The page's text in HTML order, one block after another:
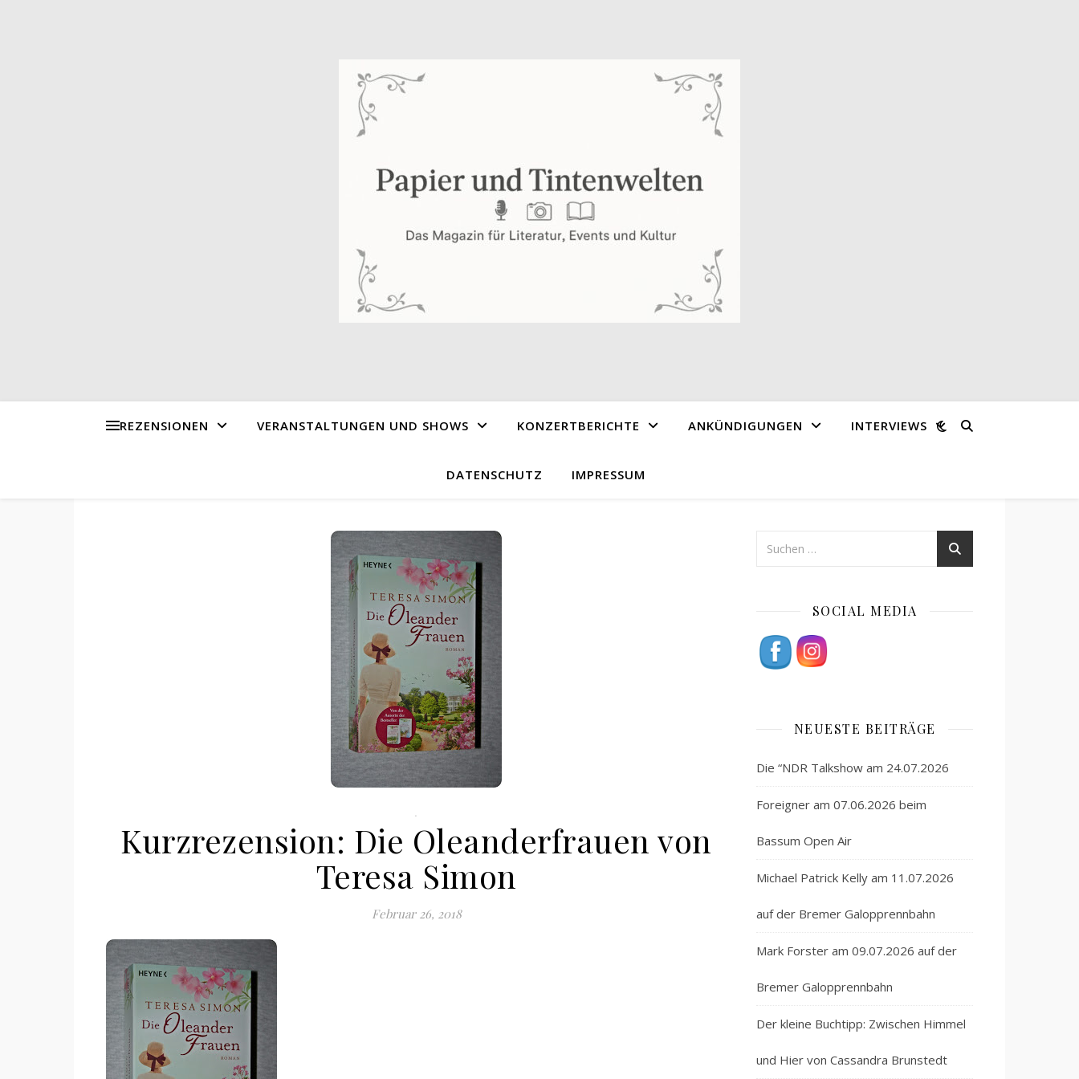
REZENSIONEN VERANSTALTUNGEN UND SHOWS KONZERTBERICHTE ANKÜNDIGUNGEN INTERVIEWS
DATENSCHUTZ IMPRESSUM
.
Kurzrezension: Die Oleanderfrauen von
Teresa Simon
Februar 26, 2018
SOCIAL MEDIA
NEUESTE BEITRÄGE
Die “NDR Talkshow am 24.07.2026
Foreigner am 07.06.2026 beim
Bassum Open Air
Michael Patrick Kelly am 11.07.2026
auf der Bremer Galopprennbahn
Mark Forster am 09.07.2026 auf der
Bremer Galopprennbahn
Der kleine Buchtipp: Zwischen Himmel
und Hier von Cassandra Brunstedt